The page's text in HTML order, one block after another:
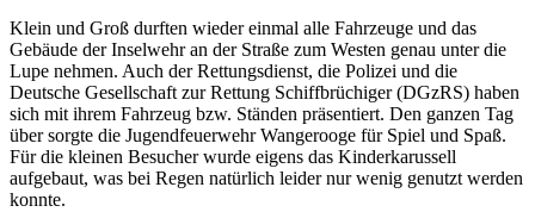
Klein und Groß durften wieder einmal alle Fahrzeuge und das
Gebäude der Inselwehr an der Straße zum Westen genau unter die
Lupe nehmen. Auch der Rettungsdienst, die Polizei und die
Deutsche Gesellschaft zur Rettung Schiffbrüchiger (DGzRS) haben
sich mit ihrem Fahrzeug bzw. Ständen präsentiert. Den ganzen Tag
über sorgte die Jugendfeuerwehr Wangerooge für Spiel und Spaß.
Für die kleinen Besucher wurde eigens das Kinderkarussell
aufgebaut, was bei Regen natürlich leider nur wenig genutzt werden
konnte.